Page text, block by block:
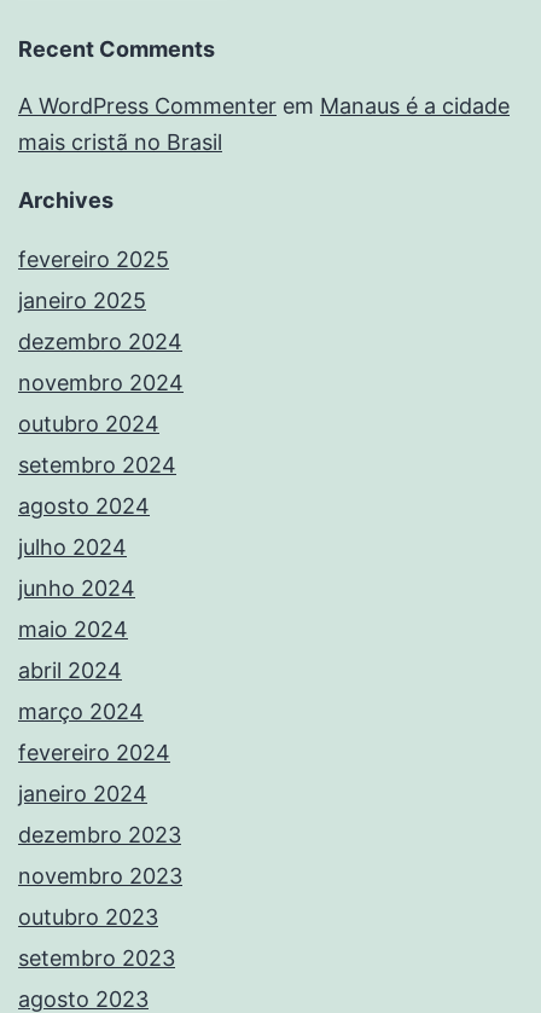
Recent Comments
A WordPress Commenter em Manaus é a cidade
mais cristã no Brasil
Archives
fevereiro 2025
janeiro 2025
dezembro 2024
novembro 2024
outubro 2024
setembro 2024
agosto 2024
julho 2024
junho 2024
maio 2024
abril 2024
março 2024
fevereiro 2024
janeiro 2024
dezembro 2023
novembro 2023
outubro 2023
setembro 2023
agosto 2023